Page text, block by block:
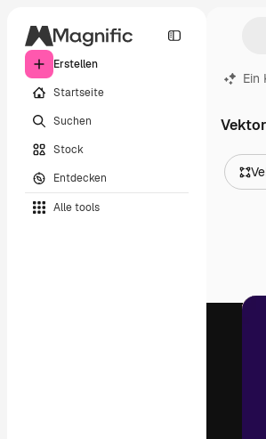
Erstellen
Startseite
Suchen
Stock
Entdecken
Alle tools
Ein
Videos
3D-